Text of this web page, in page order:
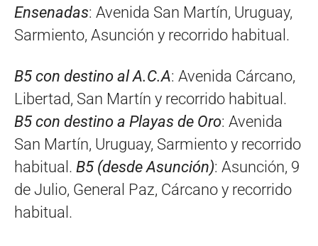
Ensenadas: Avenida San Martín, Uruguay,
Sarmiento, Asunción y recorrido habitual.
B5 con destino al A.C.A: Avenida Cárcano,
Libertad, San Martín y recorrido habitual.
B5 con destino a Playas de Oro: Avenida
San Martín, Uruguay, Sarmiento y recorrido
habitual. B5 (desde Asunción): Asunción, 9
de Julio, General Paz, Cárcano y recorrido
habitual.